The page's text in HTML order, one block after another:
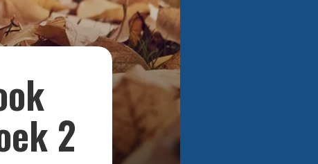
Bekijk alle foto's
2